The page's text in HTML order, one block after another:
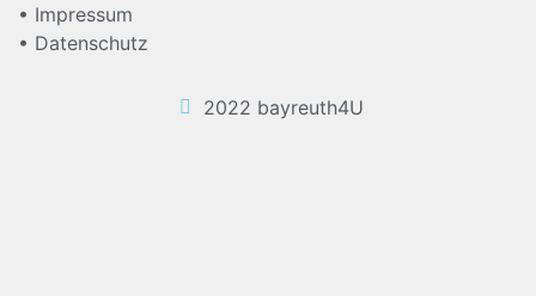
• Impressum
• Datenschutz
2022 bayreuth4U